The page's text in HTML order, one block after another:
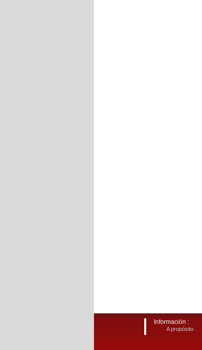
Información :
A propósito